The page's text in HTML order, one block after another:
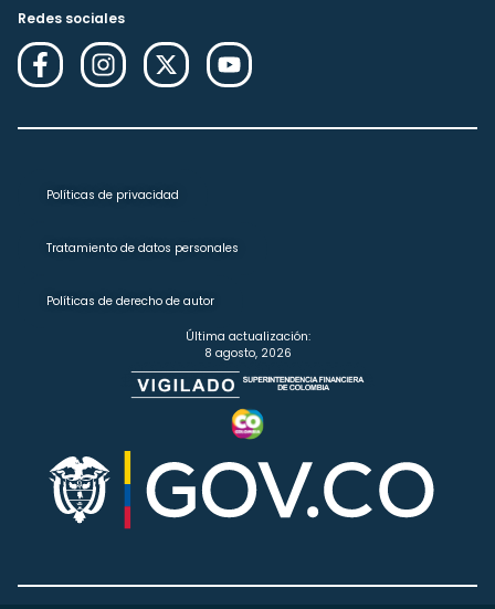
Redes sociales
Políticas de privacidad
Tratamiento de datos personales
Políticas de derecho de autor
Última actualización:
8 agosto, 2026